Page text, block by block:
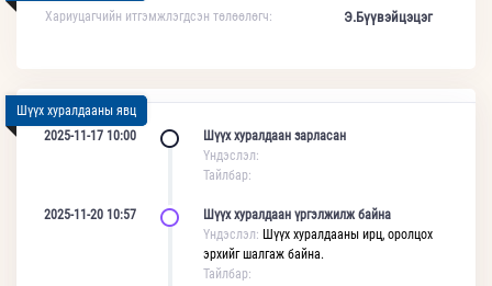
Хариуцагчийн итгэмжлэгдсэн төлөөлөгч:
Э.Бүүвэйцэцэг
Шүүх хуралдааны явц
2025-11-17 10:00
Шүүх хуралдаан зарласан
Үндэслэл:
Тайлбар:
2025-11-20 10:57
Шүүх хуралдаан үргэлжилж байна
Үндэслэл: Шүүх хуралдааны ирц, оролцох
эрхийг шалгаж байна.
Тайлбар: